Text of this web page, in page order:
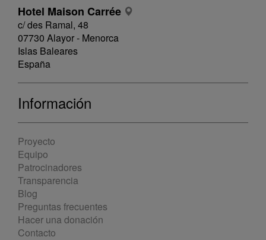
Hotel Maison Carrée
c/ des Ramal, 48
07730 Alayor - Menorca
Islas Baleares
España
Información
Proyecto
Equipo
Patrocinadores
Transparencia
Blog
Preguntas frecuentes
Hacer una donación
Contacto